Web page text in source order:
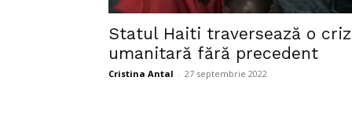
Statul Haiti traversează o
umanitară fără precedent
Cristina Antal - 27 septembrie 2022